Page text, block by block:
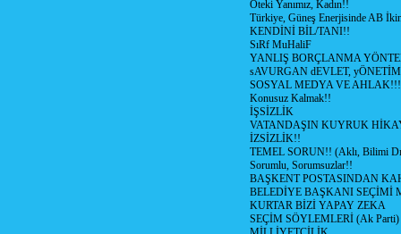
Öteki Yanımız, Kadın!!
Türkiye, Güneş Enerjisinde AB
KENDİNİ BİL/TANI!!
SıRf MuHaliF
YANLIŞ BORÇLANMA
sAVURGAN dEVLET,
SOSYAL MEDYA VE AHLAK!!!
Konusuz Kalmak!!
İŞSİZLİK
VATANDAŞIN KUYRUK
İZSİZLİK!!
TEMEL SORUN!! (Aklı, Bilimi
Sorumlu, Sorumsuzlar!!
BAŞKENT POSTASINDAN
BELEDİYE BAŞKANI SEÇİMİ
KURTAR BİZİ YAPAY ZEKA
SEÇİM SÖYLEMLERİ (Ak Parti)